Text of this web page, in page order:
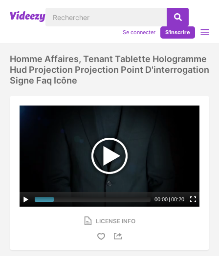
Se connecter S'inscrire
Homme Affaires, Tenant Tablette Hologramme
Hud Projection Projection Point D'interrogation
Signe Faq Icône
00:00 | 00:20
LICENSE INFO